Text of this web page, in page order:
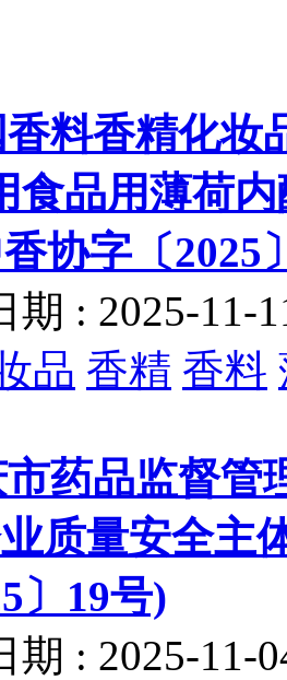
料香精化妆
食品用薄荷
协字〔2025
期 : 2025-11-
品 香精 香料
药品监督管
质量安全主
〕19号)
期 : 2025-11-